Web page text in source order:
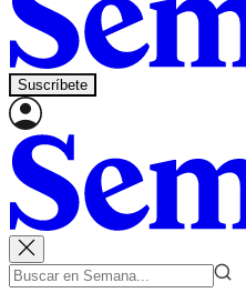
Suscríbete